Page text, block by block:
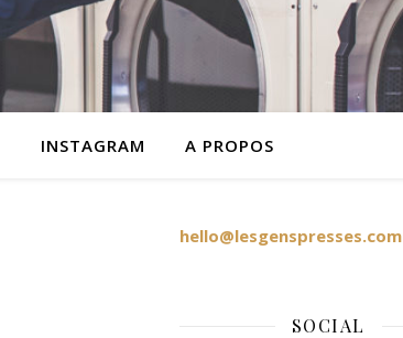
INSTAGRAM A PROPOS
hello@lesgenspresses.com
SOCIAL